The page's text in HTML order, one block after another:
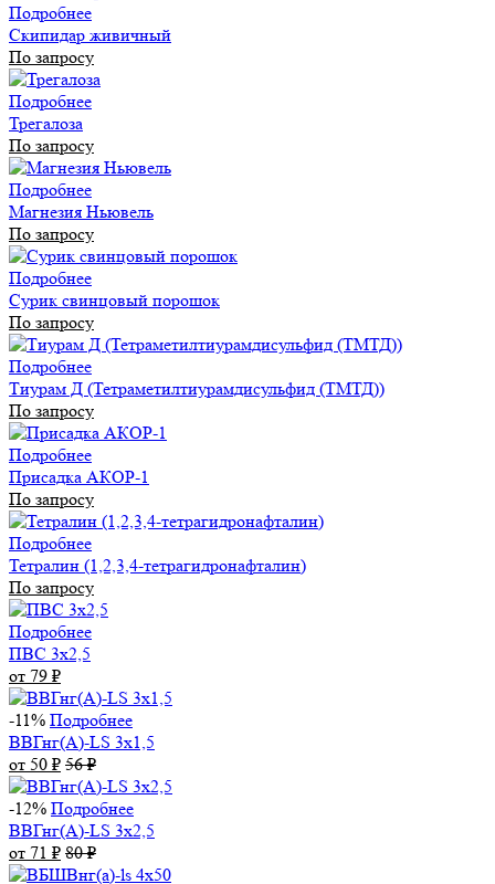
Подробнее
Скипидар живичный
По запросу
Подробнее
Трегалоза
По запросу
Подробнее
Магнезия Ньювель
По запросу
Подробнее
Сурик свинцовый порошок
По запросу
Подробнее
Тиурам Д (Тетраметилтиурамдисульфид (ТМТД))
По запросу
Подробнее
Присадка АКОР-1
По запросу
Подробнее
Тетралин (1,2,3,4-тетрагидронафталин)
По запросу
Подробнее
ПВС 3х2,5
от 79 ₽
-11% Подробнее
ВВГнг(А)-LS 3х1,5
от 50 ₽ 56₽
-12% Подробнее
ВВГнг(А)-LS 3х2,5
от 71 ₽ 80₽